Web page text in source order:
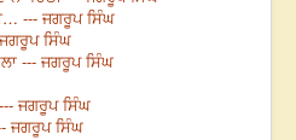
--- ਜਗਰੂਪ ਸਿੰਘ
ਸਿੰਘ
--- ਜਗਰੂਪ ਸਿੰਘ
ਜਗਰੂਪ ਸਿੰਘ
ਜਗਰੂਪ ਸਿੰਘ